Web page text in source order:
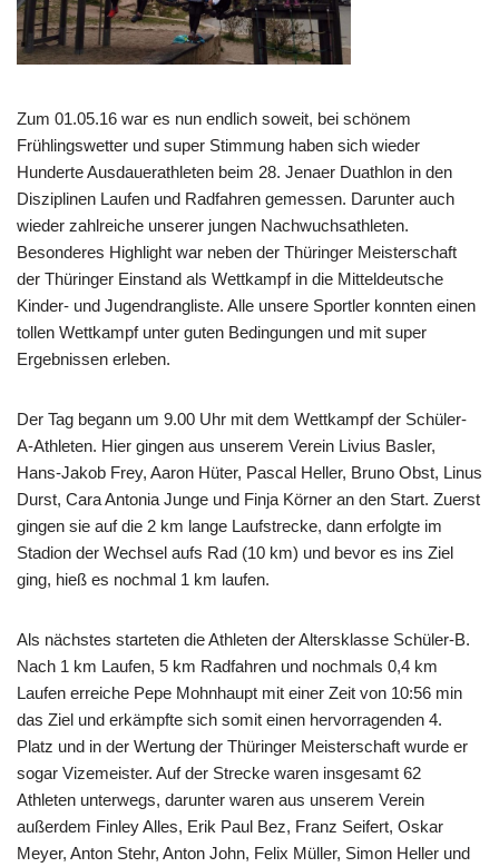
Zum 01.05.16 war es nun endlich soweit, bei schönem
Frühlingswetter und super Stimmung haben sich wieder
Hunderte Ausdauerathleten beim 28. Jenaer Duathlon in den
Disziplinen Laufen und Radfahren gemessen. Darunter auch
wieder zahlreiche unserer jungen Nachwuchsathleten.
Besonderes Highlight war neben der Thüringer Meisterschaft
der Thüringer Einstand als Wettkampf in die Mitteldeutsche
Kinder- und Jugendrangliste. Alle unsere Sportler konnten einen
tollen Wettkampf unter guten Bedingungen und mit super
Ergebnissen erleben.
Der Tag begann um 9.00 Uhr mit dem Wettkampf der Schüler-
A-Athleten. Hier gingen aus unserem Verein Livius Basler,
Hans-Jakob Frey, Aaron Hüter, Pascal Heller, Bruno Obst, Linus
Durst, Cara Antonia Junge und Finja Körner an den Start. Zuerst
gingen sie auf die 2 km lange Laufstrecke, dann erfolgte im
Stadion der Wechsel aufs Rad (10 km) und bevor es ins Ziel
ging, hieß es nochmal 1 km laufen.
Als nächstes starteten die Athleten der Altersklasse Schüler-B.
Nach 1 km Laufen, 5 km Radfahren und nochmals 0,4 km
Laufen erreiche Pepe Mohnhaupt mit einer Zeit von 10:56 min
das Ziel und erkämpfte sich somit einen hervorragenden 4.
Platz und in der Wertung der Thüringer Meisterschaft wurde er
sogar Vizemeister. Auf der Strecke waren insgesamt 62
Athleten unterwegs, darunter waren aus unserem Verein
außerdem Finley Alles, Erik Paul Bez, Franz Seifert, Oskar
Meyer, Anton Stehr, Anton John, Felix Müller, Simon Heller und